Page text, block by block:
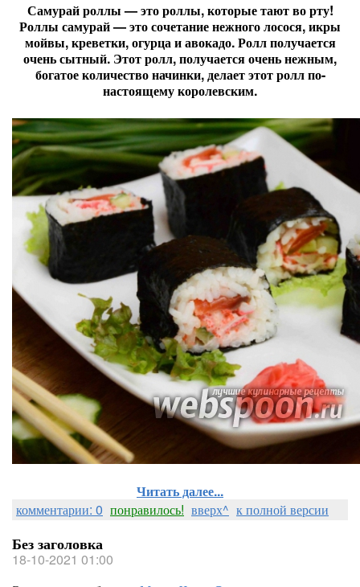
Самурай роллы — это роллы, которые тают во рту!
Роллы самурай — это сочетание нежного лосося, икры
мойвы, креветки, огурца и авокадо. Ролл получается
очень сытный. Этот ролл, получается очень нежным,
богатое количество начинки, делает этот ролл по-
настоящему королевским.
Читать далее...
комментарии: 0 понравилось! вверх^ к полной версии
Без заголовка
18-10-2021 01:00